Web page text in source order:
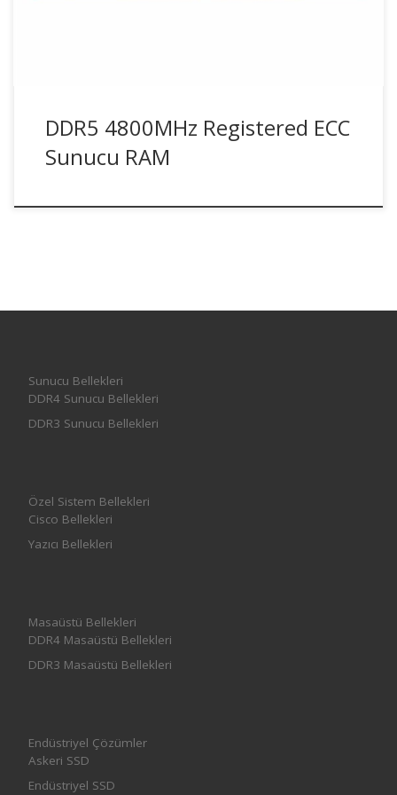
DDR5 4800MHz Registered ECC
Sunucu RAM
Sunucu Bellekleri
DDR4 Sunucu Bellekleri
DDR3 Sunucu Bellekleri
Özel Sistem Bellekleri
Cisco Bellekleri
Yazıcı Bellekleri
Masaüstü Bellekleri
DDR4 Masaüstü Bellekleri
DDR3 Masaüstü Bellekleri
Endüstriyel Çözümler
Askeri SSD
Endüstriyel SSD